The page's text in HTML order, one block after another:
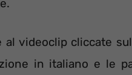
al videoclip cliccate
in italiano e le